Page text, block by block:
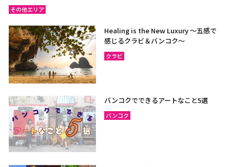
その他エリア
Healing is the New Luxury ～五感で
感じるクラビ＆バンコク～
クラビ
バンコクでできるアートなこと5選
バンコク